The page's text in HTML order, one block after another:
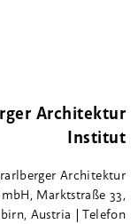
Architektur
Institut
Architektur
Marktstraße 33,
Austria | Telefon